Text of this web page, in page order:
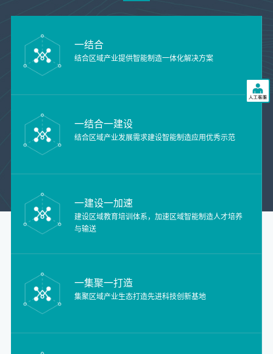
一结合
结合区域产业提供智能制造一体化解决方案
一结合一建设
结合区域产业发展需求建设智能制造应用优秀示范
一建设一加速
建设区域教育培训体系，加速区域智能制造人才培养
与输送
一集聚一打造
集聚区域产业生态打造先进科技创新基地